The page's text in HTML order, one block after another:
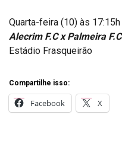
Quarta-feira (10) às 17:15h
Alecrim F.C x Palmeira F.C
Estádio Frasqueirão
Compartilhe isso:
Facebook X